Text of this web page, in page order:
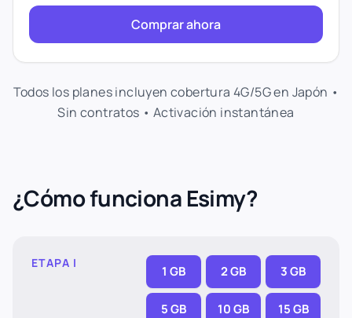
Comprar ahora
Todos los planes incluyen cobertura 4G/5G en Japón •
Sin contratos • Activación instantánea
¿Cómo funciona Esimy?
ETAPA I
1 GB 2 GB 3 GB
5 GB 10 GB 15 GB